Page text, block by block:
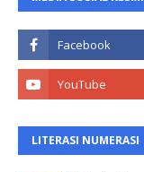
LITERASI NUMERASI